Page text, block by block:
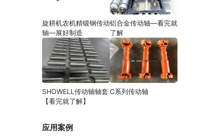
旋耕机农机精锻钢传动
轴—展好制造
铝合金传动轴—看完就
了解
SHOWELL传动轴轴套
【看完就了解】
C系列传动轴
应用案例